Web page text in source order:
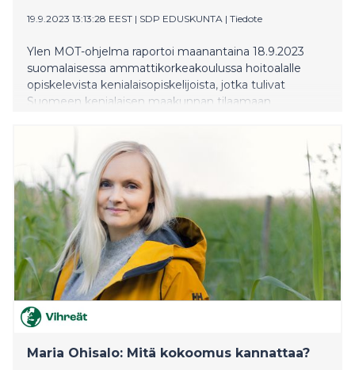
19.9.2023 13:13:28 EEST | SDP EDUSKUNTA | Tiedote
Ylen MOT-ohjelma raportoi maanantaina 18.9.2023
suomalaisessa ammattikorkeakoulussa hoitoalalle
opiskelevista kenialaisopiskelijoista, jotka tulivat
Suomeen kenialaisen maakunnan tilaamaan
Eeva-Johanna Eloranta on jättänyt hallitukselle
kirjallisen kysymyksen koskien Suomeen saapuneiden
tilauskoulutusopiskelijoiden tilannetta ja
tilauskoulutuksen korjaustarpeita.
Maria Ohisalo: Mitä kokoomus kannattaa?